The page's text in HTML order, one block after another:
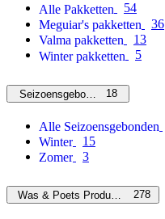
Alle Pakketten
54
Meguiar's pakketten
36
Valma pakketten
13
Winter pakketten
5
Seizoensgebonden18
Alle Seizoensgebonden
Winter
15
Zomer
3
Was & Poets Producten 278